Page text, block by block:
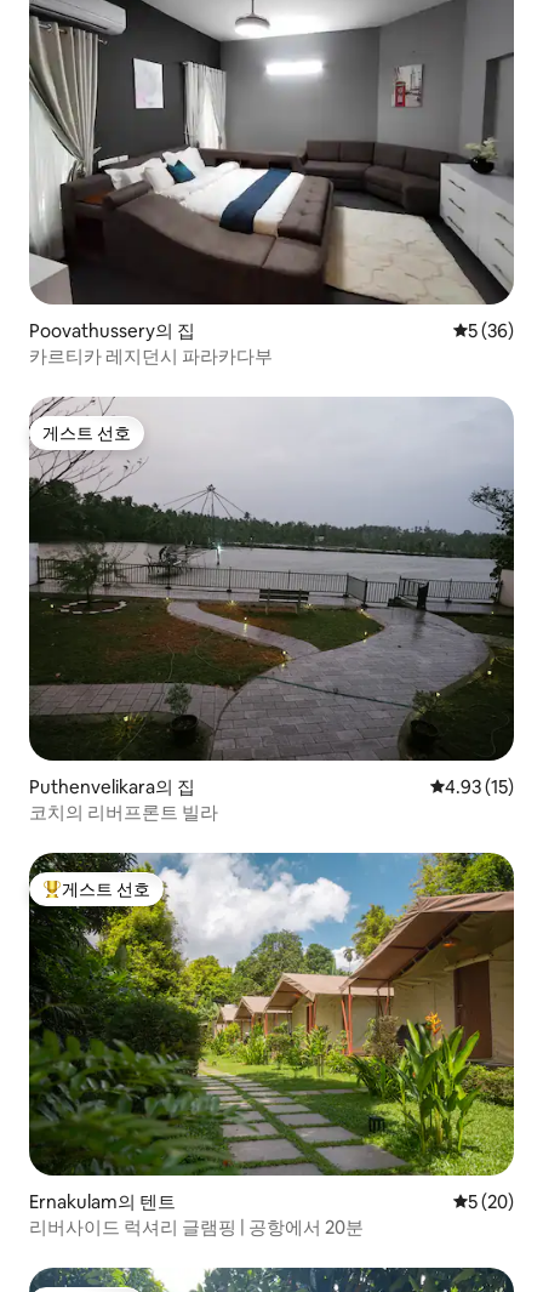
Poovathussery의 집 평점 5점(5
5 (36)
카르티카 레지던시 파라카다부
게스트 선호
게스트 선호
Puthenvelikara의 집 평점 4.93점
4.93 (15)
코치의 리버프론트 빌라
상위 게스트 선호
게스트 선호
Ernakulam의 텐트 평점 5점(5
5 (20)
리버사이드 럭셔리 글램핑 | 공항에서 20분